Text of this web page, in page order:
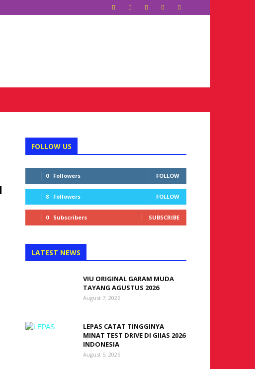
FOLLOW US
0 Followers FOLLOW
8 Followers FOLLOW
0 Subscribers SUBSCRIBE
LATEST NEWS
VIU ORIGINAL GARAM MUDA
TAYANG AGUSTUS 2026
August 7, 2026
LEPAS CATAT TINGGINYA
MINAT TEST DRIVE DI GIIAS 2026
INDONESIA
August 5, 2026